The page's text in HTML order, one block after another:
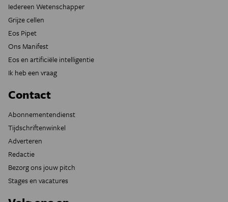
Iedereen Wetenschapper
Grijze cellen
Eos Pipet
Ons Manifest
Eos en artificiële intelligentie
Ik heb een vraag
Contact
Abonnementendienst
Tijdschriftenwinkel
Adverteren
Redactie
Bezorg ons jouw pitch
Stages en vacatures